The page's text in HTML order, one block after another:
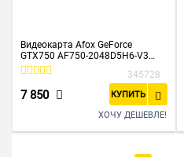
Видеокарта Afox GeForce
GTX750 AF750-2048D5H6-V3
2GB GDDR5 128BIT DVI HDMI VGA
345728
7 850 КУПИТЬ
ХОЧУ ДЕШЕВЛЕ!